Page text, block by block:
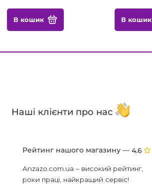
В кошик В кошик
Наші клієнти про нас
Рейтинг нашого магазину — 4.6
Anzazo.com.ua – високий рейтинг,
роки праці, найкращий сервіс!